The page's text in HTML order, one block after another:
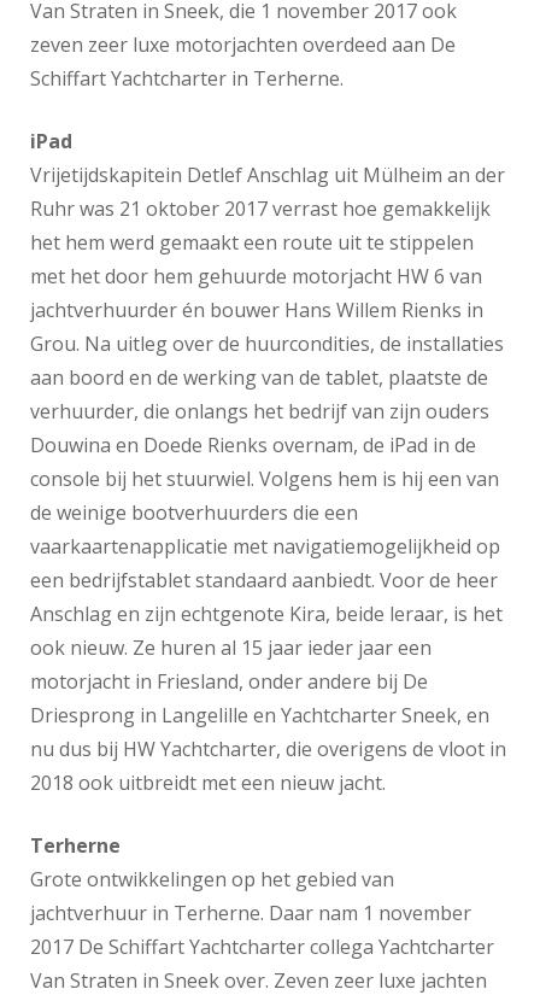
Van Straten in Sneek, die 1 november 2017 ook
zeven zeer luxe motorjachten overdeed aan De
Schiffart Yachtcharter in Terherne.
iPad
Vrijetijdskapitein Detlef Anschlag uit Mülheim an der
Ruhr was 21 oktober 2017 verrast hoe gemakkelijk
het hem werd gemaakt een route uit te stippelen
met het door hem gehuurde motorjacht HW 6 van
jachtverhuurder én bouwer Hans Willem Rienks in
Grou. Na uitleg over de huurcondities, de installaties
aan boord en de werking van de tablet, plaatste de
verhuurder, die onlangs het bedrijf van zijn ouders
Douwina en Doede Rienks overnam, de iPad in de
console bij het stuurwiel. Volgens hem is hij een van
de weinige bootverhuurders die een
vaarkaartenapplicatie met navigatiemogelijkheid op
een bedrijfstablet standaard aanbiedt. Voor de heer
Anschlag en zijn echtgenote Kira, beide leraar, is het
ook nieuw. Ze huren al 15 jaar ieder jaar een
motorjacht in Friesland, onder andere bij De
Driesprong in Langelille en Yachtcharter Sneek, en
nu dus bij HW Yachtcharter, die overigens de vloot in
2018 ook uitbreidt met een nieuw jacht.
Terherne
Grote ontwikkelingen op het gebied van
jachtverhuur in Terherne. Daar nam 1 november
2017 De Schiffart Yachtcharter collega Yachtcharter
Van Straten in Sneek over. Zeven zeer luxe jachten